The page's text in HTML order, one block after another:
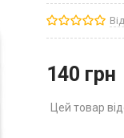
140 грн
Цей товар